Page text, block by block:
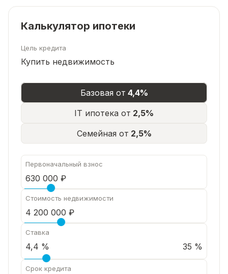
Калькулятор ипотеки
Цель кредита
Купить недвижимость
Базовая от 4,4%
IT ипотека от 2,5%
Семейная от 2,5%
Первоначальный взнос
Стоимость недвижимости
Ставка
35 %
Срок кредита